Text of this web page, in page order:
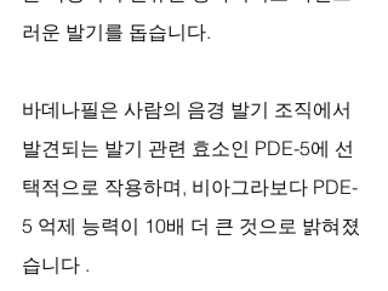
러운 발기를 돕습니다.
바데나필은 사람의 음경 발기 조직에서
발견되는 발기 관련 효소인 PDE-5에 선
택적으로 작용하며, 비아그라보다 PDE-
5 억제 능력이 10배 더 큰 것으로 밝혀졌
습니다 .